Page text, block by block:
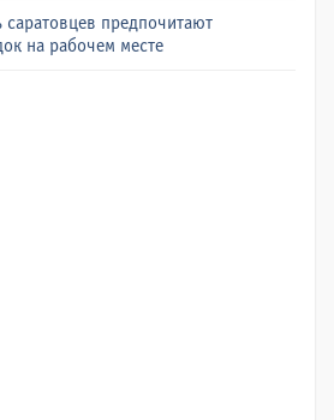
саратовцев предпочитают
на рабочем месте